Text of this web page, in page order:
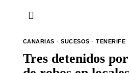
CANARIAS · SUCESOS · TENERIFE
Tres detenidos